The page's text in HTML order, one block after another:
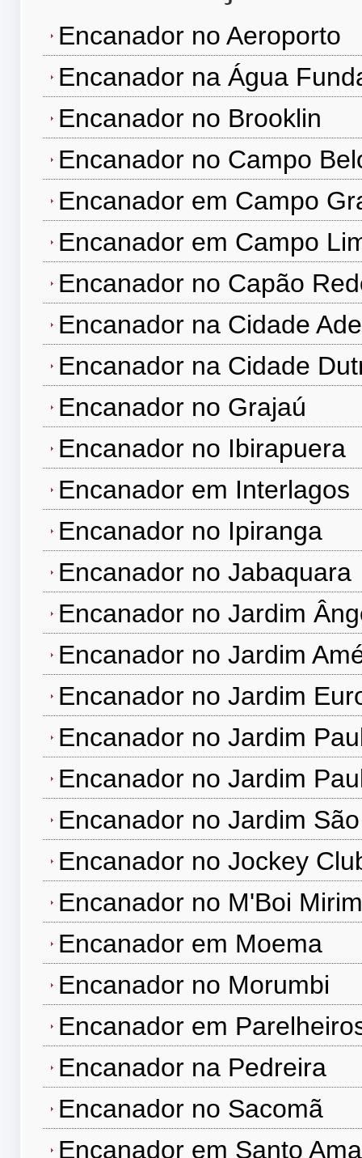
Encanador no Aeroporto
Encanador na Água
Encanador no Brooklin
Encanador no Campo
Encanador em Campo
Encanador em Campo
Encanador no Capão
Encanador na Cidade
Encanador na Cidade
Encanador no Grajaú
Encanador no Ibirapuera
Encanador em Interlagos
Encanador no Ipiranga
Encanador no Jabaquara
Encanador no Jardim
Encanador no Jardim
Encanador no Jardim
Encanador no Jardim
Encanador no Jardim
Encanador no Jardim
Encanador no Jockey
Encanador no M'Boi
Encanador em Moema
Encanador no Morumbi
Encanador em
Encanador na Pedreira
Encanador no Sacomã
Encanador em Santo